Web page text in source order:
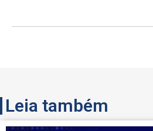
Leia também